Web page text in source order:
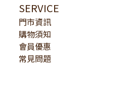
SERVICE
門市資訊
購物須知
會員優惠
常見問題